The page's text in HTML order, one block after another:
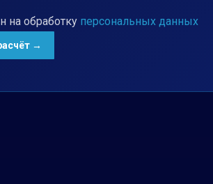
на обработку персональных данных